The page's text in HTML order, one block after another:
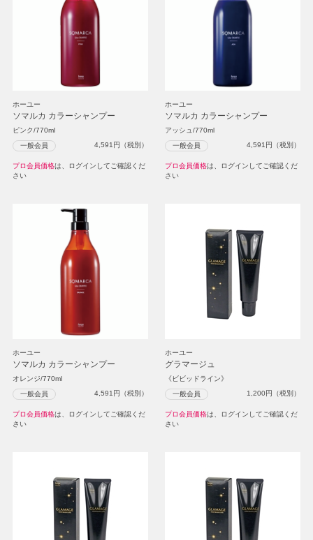
ホーユー
ソマルカ カラーシャンプー
ピンク/770ml
一般会員 4,591 円（税別）
プロ会員価格は、ログインしてご確認くだ
さい
ホーユー
ソマルカ カラーシャンプー
アッシュ/770ml
一般会員 4,591 円（税別）
プロ会員価格は、ログインしてご確認くだ
さい
ホーユー
ソマルカ カラーシャンプー
オレンジ/770ml
一般会員 4,591 円（税別）
プロ会員価格は、ログインしてご確認くだ
さい
ホーユー
グラマージュ
《ビビッドライン》
一般会員 1,200円（税別）
プロ会員価格は、ログインしてご確認くだ
さい